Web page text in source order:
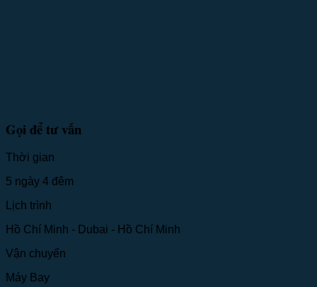
Gọi để tư vấn
Thời gian
5 ngày 4 đêm
Lịch trình
Hồ Chí Minh - Dubai - Hồ Chí Minh
Vận chuyển
Máy Bay